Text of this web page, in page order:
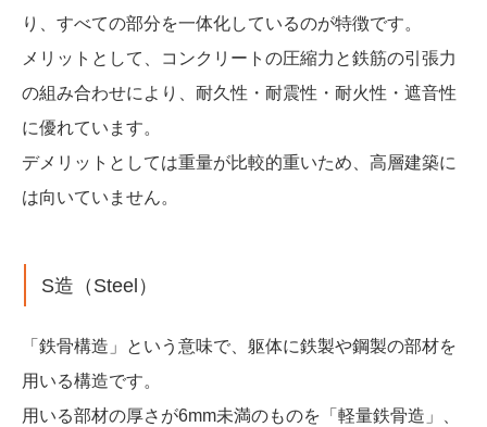
り、すべての部分を一体化しているのが特徴です。
メリットとして、コンクリートの圧縮力と鉄筋の引張力
の組み合わせにより、耐久性・耐震性・耐火性・遮音性
に優れています。
デメリットとしては重量が比較的重いため、高層建築に
は向いていません。
S造（Steel）
「鉄骨構造」という意味で、躯体に鉄製や鋼製の部材を
用いる構造です。
用いる部材の厚さが6mm未満のものを「軽量鉄骨造」、